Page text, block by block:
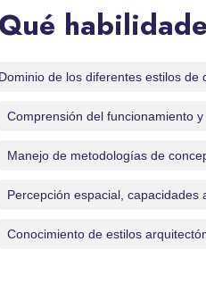
Dominio de los diferentes estilos de
Comprensión del funcionamiento
Manejo de metodologías de
Percepción espacial,
Conocimiento de estilos